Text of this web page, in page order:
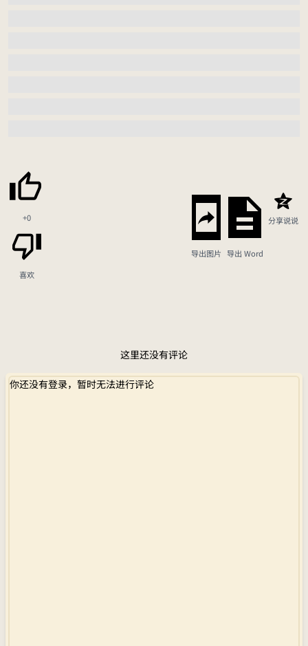
+0
喜欢
导出图片 导出 Word
分享说说
这里还没有评论
你还没有登录，暂时无法进行评论